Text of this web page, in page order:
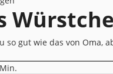
so gut wie das von Oma,
Min.